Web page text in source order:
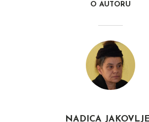
O AUTORU
NADICA